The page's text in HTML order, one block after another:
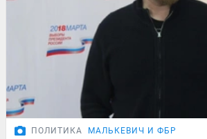
ПОЛИТИКА МАЛЬКЕВИЧ И ФБР